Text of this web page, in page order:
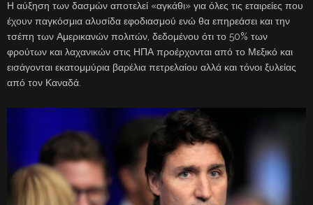
Η αύξηση των δασμών αποτελεί «αγκάθι» για όλες τις εταιρείες που
έχουν παγκόσμια αλυσίδα εφοδιασμού ενώ θα επηρεάσει και την
τσέπη των Αμερικανών πολιτών, δεδομένου ότι το 50% των
φρούτων και λαχανικών στις ΗΠΑ προέρχονται από το Μεξικό και
εισάγονται εκατομμύρια βαρέλια πετρελαίου αλλά και τόνοι ξυλείας
από τον Καναδά.